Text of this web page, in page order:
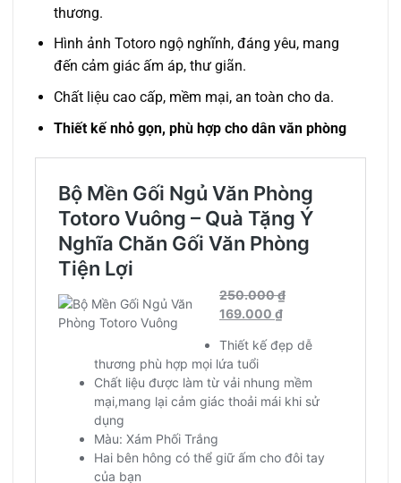
thương.
Hình ảnh Totoro ngộ nghĩnh, đáng yêu, mang
đến cảm giác ấm áp, thư giãn.
Chất liệu cao cấp, mềm mại, an toàn cho da.
Thiết kế nhỏ gọn, phù hợp cho dân văn phòng